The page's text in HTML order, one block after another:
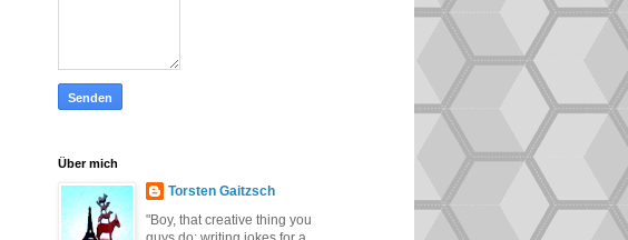
Über mich
Torsten Gaitzsch
"Boy, that creative thing you